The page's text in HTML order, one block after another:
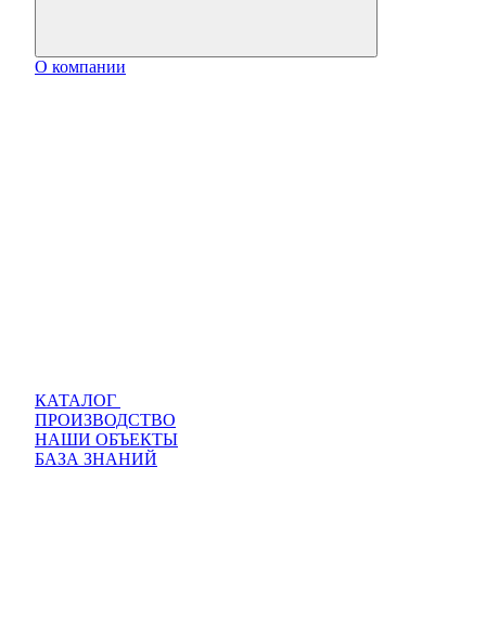
О компании
КАТАЛОГ
ПРОИЗВОДСТВО
НАШИ ОБЪЕКТЫ
БАЗА ЗНАНИЙ